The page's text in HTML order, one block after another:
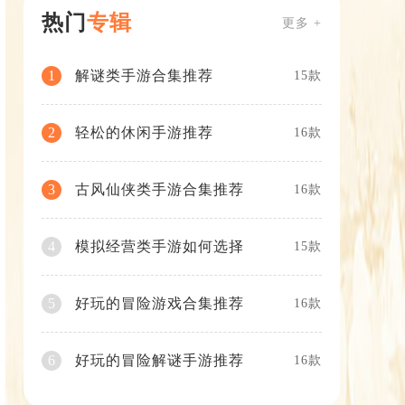
热门专辑 更多 +
1 解谜类手游合集推荐 15款
2 轻松的休闲手游推荐 16款
3 古风仙侠类手游合集推荐 16款
4 模拟经营类手游如何选择 15款
5 好玩的冒险游戏合集推荐 16款
6 好玩的冒险解谜手游推荐 16款